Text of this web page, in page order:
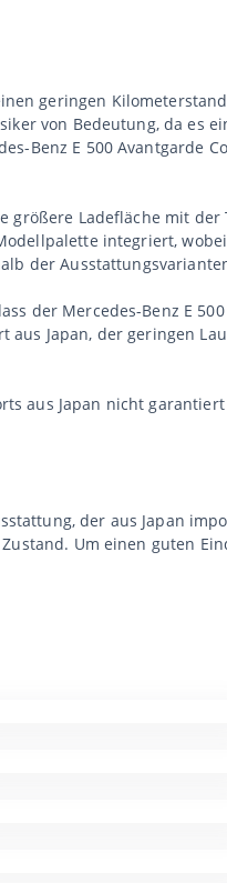
geringen
von Bedeutung, da es
Benz E 500 Avantgarde
größere Ladefläche mit
integriert,
der
der Mercedes-Benz E
Japan, der geringen
aus Japan nicht
der aus Japan
Um einen guten